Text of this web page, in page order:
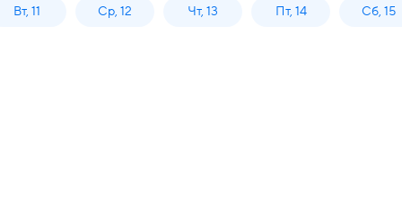
Вт, 11 Ср, 12 Чт, 13 Пт, 14 Сб, 15